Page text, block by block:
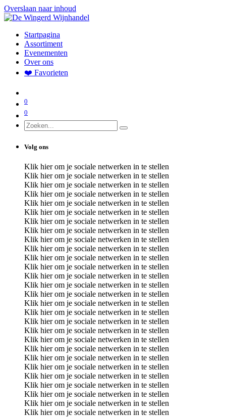
Overslaan naar inhoud
Startpagina
Assortiment
Evenementen
Over ons
❤️ Favorieten
0
0
Volg ons
Klik hier om je sociale netwerken in te stellen
Klik hier om je sociale netwerken in te stellen
Klik hier om je sociale netwerken in te stellen
Klik hier om je sociale netwerken in te stellen
Klik hier om je sociale netwerken in te stellen
Klik hier om je sociale netwerken in te stellen
Klik hier om je sociale netwerken in te stellen
Klik hier om je sociale netwerken in te stellen
Klik hier om je sociale netwerken in te stellen
Klik hier om je sociale netwerken in te stellen
Klik hier om je sociale netwerken in te stellen
Klik hier om je sociale netwerken in te stellen
Klik hier om je sociale netwerken in te stellen
Klik hier om je sociale netwerken in te stellen
Klik hier om je sociale netwerken in te stellen
Klik hier om je sociale netwerken in te stellen
Klik hier om je sociale netwerken in te stellen
Klik hier om je sociale netwerken in te stellen
Klik hier om je sociale netwerken in te stellen
Klik hier om je sociale netwerken in te stellen
Klik hier om je sociale netwerken in te stellen
Klik hier om je sociale netwerken in te stellen
Klik hier om je sociale netwerken in te stellen
Klik hier om je sociale netwerken in te stellen
Klik hier om je sociale netwerken in te stellen
Klik hier om je sociale netwerken in te stellen
Klik hier om je sociale netwerken in te stellen
Klik hier om je sociale netwerken in te stellen